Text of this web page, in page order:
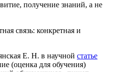
получение знаний, а не
связь: конкретная и
Е. Н. в научной статье
(оценка для обучения)